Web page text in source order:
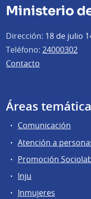
Ministerio
Dirección: 18 de julio
Teléfono: 24000302
Contacto
Áreas
Comunicación
Atención a
Promoción
Inju
Inmujeres